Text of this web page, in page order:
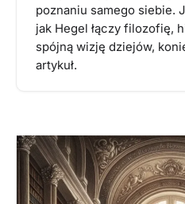
poznaniu samego siebie.
jak Hegel łączy filozofię,
spójną wizję dziejów,
artykuł.